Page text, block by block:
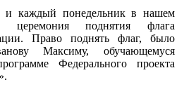
и каждый понедельник в нашем
церемония поднятия флага
Право поднять флаг, было
Максиму, обучающемуся
Федерального проекта